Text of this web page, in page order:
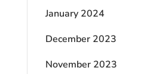
January 2024
December 2023
November 2023